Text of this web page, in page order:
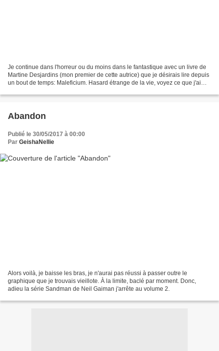
Je continue dans l'horreur ou du moins dans le fantastique avec un livre de
Martine Desjardins (mon premier de cette autrice) que je désirais lire depuis
un bout de temps: Maleficium. Hasard étrange de la vie, voyez ce que j'ai
Abandon
Publié le 30/05/2017 à 00:00
Par GeishaNellie
Alors voilà, je baisse les bras, je n'aurai pas réussi à passer outre le
graphique que je trouvais vieillote. À la limite, baclé par moment. Donc,
adieu la série Sandman de Neil Gaiman j'arrête au volume 2.